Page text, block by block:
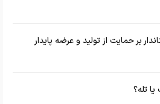
بر حمایت از تولید و عرضه پایدار
تله؟